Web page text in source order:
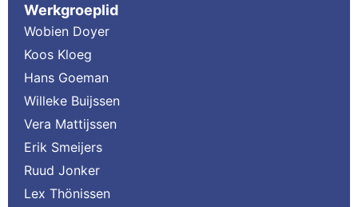
Werkgroeplid
Wobien Doyer
Koos Kloeg
Hans Goeman
Willeke Buijssen
Vera Mattijssen
Erik Smeijers
Ruud Jonker
Lex Thönissen